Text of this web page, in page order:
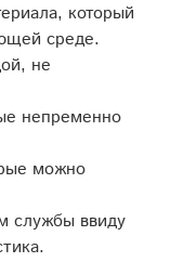
который
среде.
не
непременно
можно
службы ввиду